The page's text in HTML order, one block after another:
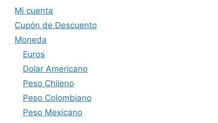
Mi cuenta
Cupón de Descuento
Moneda
Euros
Dolar Americano
Peso Chileno
Peso Colombiano
Peso Mexicano